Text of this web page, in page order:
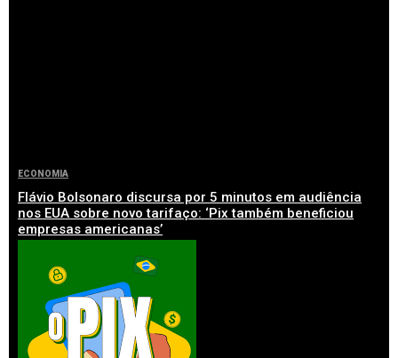
ECONOMIA
Flávio Bolsonaro discursa por 5 minutos em audiência
nos EUA sobre novo tarifaço: ‘Pix também beneficiou
empresas americanas’